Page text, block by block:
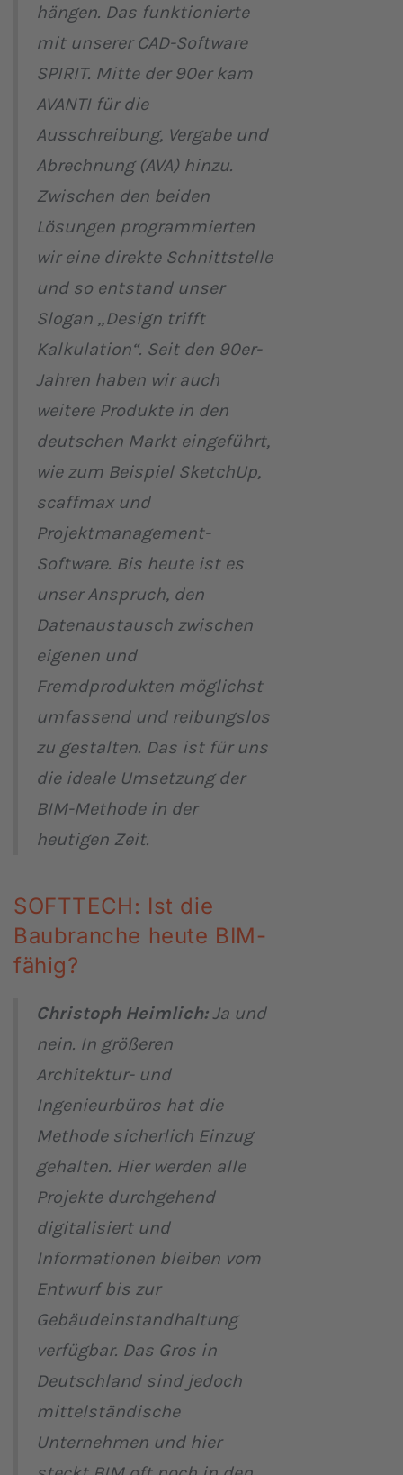
hängen. Das funktionierte
mit unserer CAD-Software
SPIRIT. Mitte der 90er kam
AVANTI für die
Ausschreibung, Vergabe und
Abrechnung (AVA) hinzu.
Zwischen den beiden
Lösungen programmierten
wir eine direkte Schnittstelle
und so entstand unser
Slogan „Design trifft
Kalkulation“. Seit den 90er-
Jahren haben wir auch
weitere Produkte in den
deutschen Markt eingeführt,
wie zum Beispiel SketchUp,
scaffmax und
Projektmanagement-
Software. Bis heute ist es
unser Anspruch, den
Datenaustausch zwischen
eigenen und
Fremdprodukten möglichst
umfassend und reibungslos
zu gestalten. Das ist für uns
die ideale Umsetzung der
BIM-Methode in der
heutigen Zeit.
SOFTTECH: Ist die
Baubranche heute BIM-
fähig?
Christoph Heimlich:Ja und
nein. In größeren
Architektur- und
Ingenieurbüros hat die
Methode sicherlich Einzug
gehalten. Hier werden alle
Projekte durchgehend
digitalisiert und
Informationen bleiben vom
Entwurf bis zur
Gebäudeinstandhaltung
verfügbar. Das Gros in
Deutschland sind jedoch
mittelständische
Unternehmen und hier